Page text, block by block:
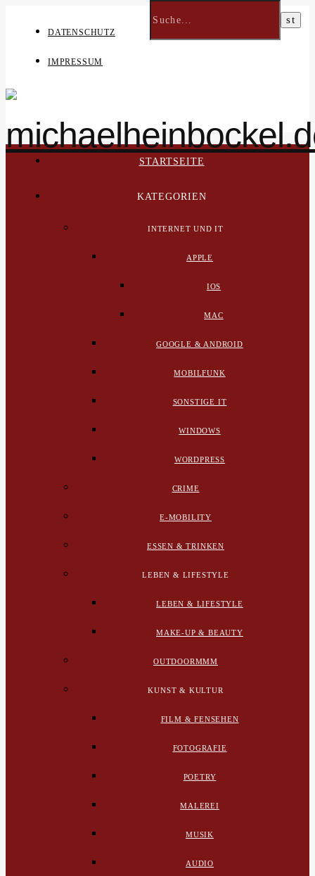
DATENSCHUTZ
IMPRESSUM
STARTSEITE
KATEGORIEN
INTERNET UND IT
APPLE
IOS
MAC
GOOGLE & ANDROID
MOBILFUNK
SONSTIGE IT
WINDOWS
WORDPRESS
CRIME
E-MOBILITY
ESSEN & TRINKEN
LEBEN & LIFESTYLE
LEBEN & LIFESTYLE
MAKE-UP & BEAUTY
OUTDOORMMM
KUNST & KULTUR
FILM & FENSEHEN
FOTOGRAFIE
POETRY
MALEREI
MUSIK
AUDIO